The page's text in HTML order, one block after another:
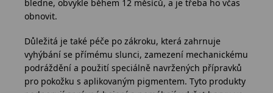
bledne, obvykle během 12 měsíců, a je třeba ho včas
obnovit.
Důležitá je také péče po zákroku, která zahrnuje
vyhýbání se přímému slunci, zamezení mechanickému
podráždění a použití speciálně navržených přípravků
pro pokožku s aplikovaným pigmentem. Tyto produkty